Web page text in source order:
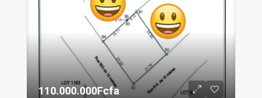
110.000.000Fcfa